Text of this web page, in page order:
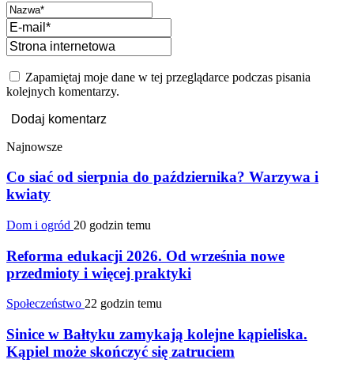
Zapamiętaj moje dane w tej przeglądarce podczas pisania
kolejnych komentarzy.
Najnowsze
Co siać od sierpnia do października? Warzywa i
kwiaty
Dom i ogród 20 godzin temu
Reforma edukacji 2026. Od września nowe
przedmioty i więcej praktyki
Społeczeństwo 22 godzin temu
Sinice w Bałtyku zamykają kolejne kąpieliska.
Kąpiel może skończyć się zatruciem